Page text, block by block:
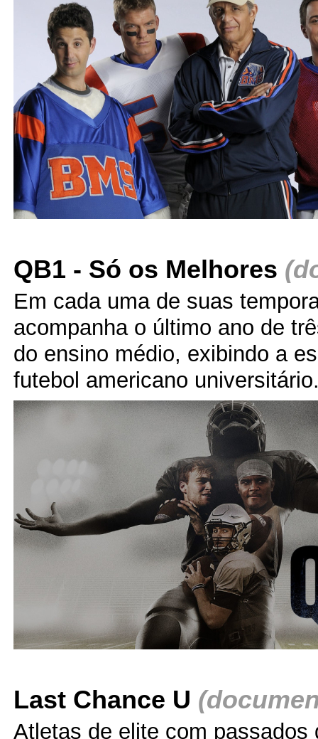
QB1 - Só os Melhores
Em cada uma de suas
acompanha o último ano de
do ensino médio, exibindo a
futebol americano
Last Chance U
Atletas de elite com passados